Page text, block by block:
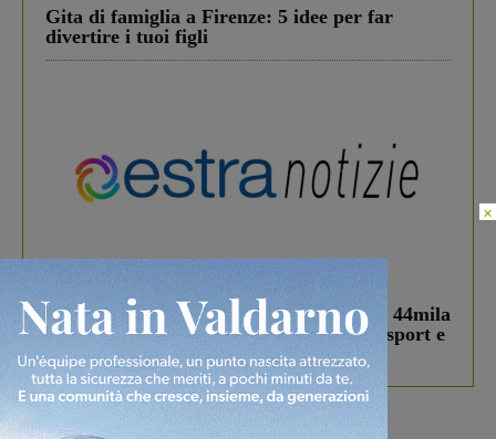
Gita di famiglia a Firenze: 5 idee per far
divertire i tuoi figli
In vetrina
Estra Notizie agosto: Smart Cities, oltre 44mila
studenti coinvolti, torna il bando per lo sport e
debutta il podcast Estrair
×